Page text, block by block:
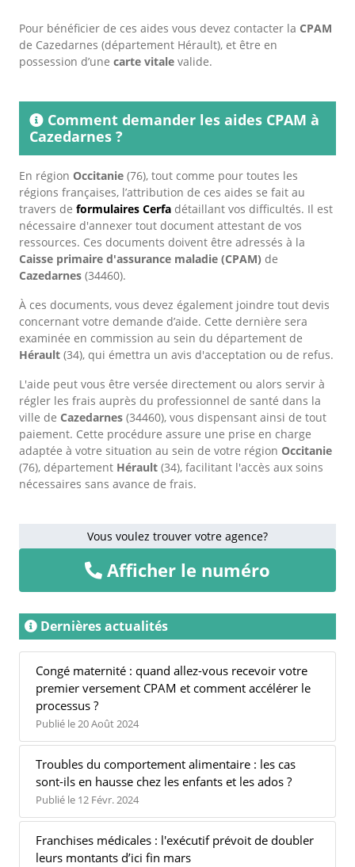
Pour bénéficier de ces aides vous devez contacter la CPAM
de Cazedarnes (département Hérault), et être en
possession d’une carte vitale valide.
Comment demander les aides CPAM à
Cazedarnes ?
En région Occitanie (76), tout comme pour toutes les
régions françaises, l’attribution de ces aides se fait au
travers de formulaires Cerfa détaillant vos difficultés. Il est
nécessaire d'annexer tout document attestant de vos
ressources. Ces documents doivent être adressés à la
Caisse primaire d'assurance maladie (CPAM) de
Cazedarnes (34460).
À ces documents, vous devez également joindre tout devis
concernant votre demande d’aide. Cette dernière sera
examinée en commission au sein du département de
Hérault (34), qui émettra un avis d'acceptation ou de refus.
L'aide peut vous être versée directement ou alors servir à
régler les frais auprès du professionnel de santé dans la
ville de Cazedarnes (34460), vous dispensant ainsi de tout
paiement. Cette procédure assure une prise en charge
adaptée à votre situation au sein de votre région Occitanie
(76), département Hérault (34), facilitant l'accès aux soins
nécessaires sans avance de frais.
Vous voulez trouver votre agence?
Afficher le numéro
Dernières actualités
Congé maternité : quand allez-vous recevoir votre
premier versement CPAM et comment accélérer le
processus ?
Publié le 20 Août 2024
Troubles du comportement alimentaire : les cas
sont-ils en hausse chez les enfants et les ados ?
Publié le 12 Févr. 2024
Franchises médicales : l'exécutif prévoit de doubler
leurs montants d’ici fin mars